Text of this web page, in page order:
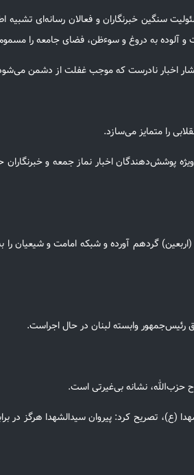
سنگین خبرنگاران و فعالان رسانه‌ای تشبیه
آلوده به دروغ و سوءظن، فضای جامعه را
انتشار اخبار نادرست که موجب غفلت از دشمن
را متمایز می‌سازد.
ویژه پوشش‌دهندگان اخبار نماز جمعه و
گردهم آورده و شبکه امامت و شیعیان
رئیس‌جمهور وابسته لبنان در حال اجراست.
حزب‌الله، نشانه بی‌غیرتی است.
(ع)، تصریح کرد: پیروان سیدالشهدا هرگز در